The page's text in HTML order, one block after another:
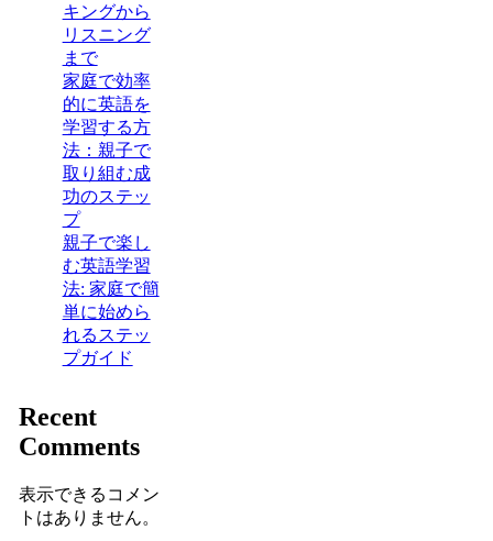
キングから
リスニング
まで
家庭で効率
的に英語を
学習する方
法：親子で
取り組む成
功のステッ
プ
親子で楽し
む英語学習
法: 家庭で簡
単に始めら
れるステッ
プガイド
Recent
Comments
表示できるコメン
トはありません。